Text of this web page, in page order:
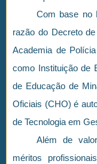
Com base no
razão do Decreto
Academia de
como Instituição de
de Educação de
Oficiais (CHO) é
de Tecnologia em
Além de
méritos